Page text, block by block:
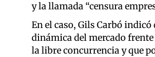
y la llamada “censura
En el caso, Gils Carbó
dinámica del mercado
la libre concurrencia y que